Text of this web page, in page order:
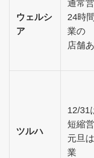
ウェルシ
ア
通常
24時
業の
店舗
ツルハ
12/31
短縮
元旦
業